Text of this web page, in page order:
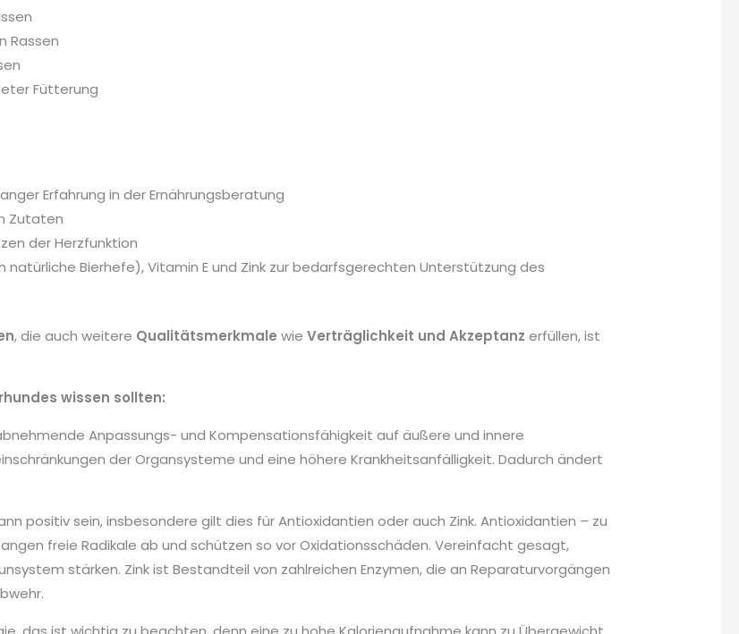
Rassen
Fütterung
Erfahrung in der Ernährungsberatung
Zutaten
der Herzfunktion
natürliche Bierhefe), Vitamin E und Zink zur bedarfsgerechten Unterstützung des
, die auch weitere Qualitätsmerkmale wieVerträglichkeit und Akzeptanz erfüllen, ist
wissen sollten:
Anpassungs- und Kompensationsfähigkeit auf äußere und innere
der Organsysteme und eine höhere Krankheitsanfälligkeit. Dadurch ändert
positiv sein, insbesondere gilt dies für Antioxidantien oder auch Zink. Antioxidantien – zu
freie Radikale ab und schützen so vor Oxidationsschäden. Vereinfacht gesagt,
stärken. Zink ist Bestandteil von zahlreichen Enzymen, die an Reparaturvorgängen